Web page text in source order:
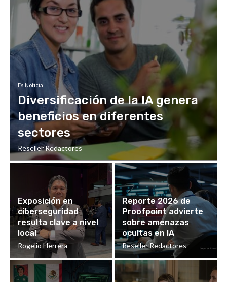
Es Noticia
Diversificación de la IA genera
beneficios en diferentes
sectores
Reseller Redactores
Exposición en
ciberseguridad
resulta clave a nivel
local
Rogelio Herrera
Reporte 2026 de
Proofpoint advierte
sobre amenazas
ocultas en IA
Reseller Redactores